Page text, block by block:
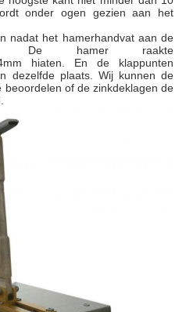
onder ogen gezien aan het
nadat het hamerhandvat aan de
De hamer raakte
hiaten. En de klappunten
dezelfde plaats. Wij kunnen de
of de zinkdeklagen de